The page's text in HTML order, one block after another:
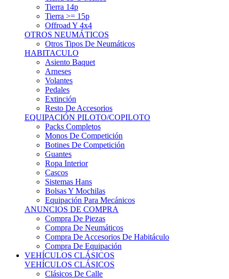
Tierra 14p
Tierra >= 15p
Offroad Y 4x4
OTROS NEUMÁTICOS
Otros Tipos De Neumáticos
HABITACULO
Asiento Baquet
Arneses
Volantes
Pedales
Extinción
Resto De Accesorios
EQUIPACIÓN PILOTO/COPILOTO
Packs Completos
Monos De Competición
Botines De Competición
Guantes
Ropa Interior
Cascos
Sistemas Hans
Bolsas Y Mochilas
Equipación Para Mecánicos
ANUNCIOS DE COMPRA
Compra De Piezas
Compra De Neumáticos
Compra De Accesorios De Habitáculo
Compra De Equipación
VEHÍCULOS CLÁSICOS
VEHÍCULOS CLÁSICOS
Clásicos De Calle